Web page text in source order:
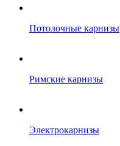
Потолочные карнизы
Римские карнизы
Электрокарнизы